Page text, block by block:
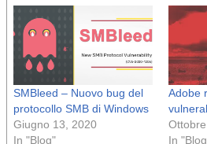
SMBleed – Nuovo bug del
protocollo SMB di Windows
Giugno 13, 2020
In "Blog"
Adobe
In